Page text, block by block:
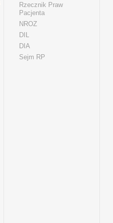
Rzecznik Praw
Pacjenta
NROZ
DIL
DIA
Sejm RP